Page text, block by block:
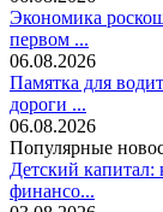
Экономика
первом ...
06.08.2026
Памятка для
дороги ...
06.08.2026
Популярные
Детский капитал:
финансо...